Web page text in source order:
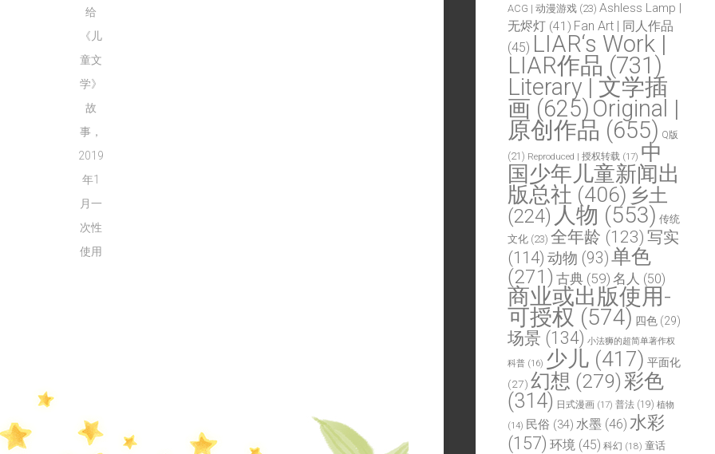
给
《儿
童文
学》
故
事，
2019
年1
月一
次性
使用
ACG | 动漫游戏 (23) Ashless Lamp |
无烬灯 (41) Fan Art | 同人作品
(45) LIAR‘s Work |
LIAR作品 (731)
Literary | 文学插
画 (625) Original |
原创作品 (655) Q版
(21) Reproduced | 授权转载 (17) 中
国少年儿童新闻出
版总社 (406) 乡土
(224) 人物 (553) 传统
文化 (23) 全年龄 (123) 写实
(114) 动物 (93)单色
(271) 古典 (59) 名人 (50)
商业或出版使用-
可授权 (574) 四色 (29)
场景 (134) 小法狮的超简单著作权
科普 (16) 少儿 (417) 平面化
(27) 幻想 (279)彩色
(314) 日式漫画 (17) 普法 (19) 植物
(14) 民俗 (34) 水墨 (46) 水彩
(157) 环境 (45) 科幻 (18) 童话